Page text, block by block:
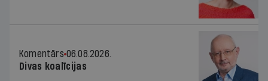
Komentārs 06.08.2026.
Divas koalīcijas